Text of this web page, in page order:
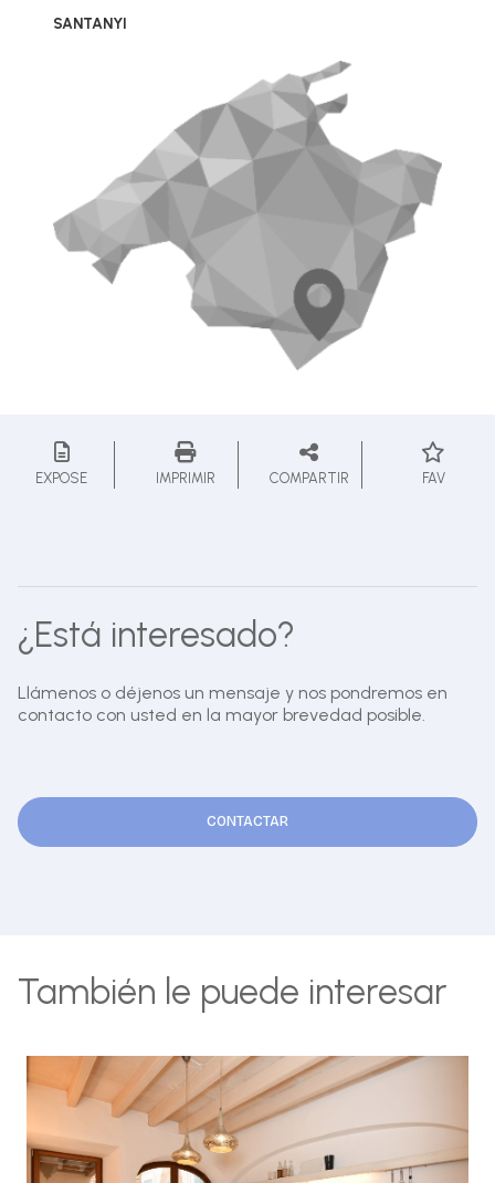
SANTANYI
EXPOSE IMPRIMIR COMPARTIR FAV
¿Está interesado?
Llámenos o déjenos un mensaje y nos pondremos en
contacto con usted en la mayor brevedad posible.
CONTACTAR
También le puede interesar